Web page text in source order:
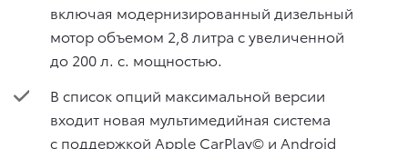
включая модернизированный дизельный
мотор объемом 2,8 литра с увеличенной
до 200 л. с. мощностью.
В список опций максимальной версии
входит новая мультимедийная система
с поддержкой Apple CarPlay© и Android